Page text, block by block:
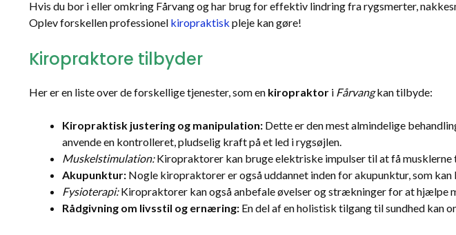
Hvis du bor i eller omkring Fårvang og har brug for effektiv lindring fra rygsmerter,
Oplev forskellen professionel kiropraktisk pleje kan gøre!
Kiropraktore tilbyder
Her er en liste over de forskellige tjenester, som en kiropraktor i Fårvangkan tilbyde:
Kiropraktisk justering og manipulation: Dette er den mest almindelige
anvende en kontrolleret, pludselig kraft på et led i rygsøjlen.
Muskelstimulation:Kiropraktorer kan bruge elektriske impulser til at få
Akupunktur: Nogle kiropraktorer er også uddannet inden for akupunktur, som
Fysioterapi:Kiropraktorer kan også anbefale øvelser og strækninger for at hjælpe
Rådgivning om livsstil og ernæring: En del af en holistisk tilgang til sundhed kan